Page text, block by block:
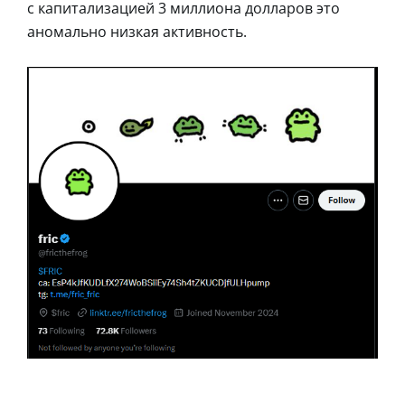
с капитализацией 3 миллиона долларов это
аномально низкая активность.